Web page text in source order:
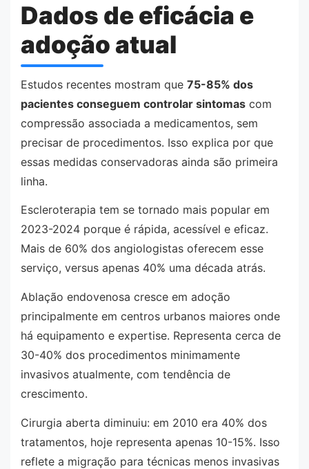
Dados de eficácia e
adoção atual
Estudos recentes mostram que 75-85% dos
pacientes conseguem controlar sintomas com
compressão associada a medicamentos, sem
precisar de procedimentos. Isso explica por que
essas medidas conservadoras ainda são primeira
linha.
Escleroterapia tem se tornado mais popular em
2023-2024 porque é rápida, acessível e eficaz.
Mais de 60% dos angiologistas oferecem esse
serviço, versus apenas 40% uma década atrás.
Ablação endovenosa cresce em adoção
principalmente em centros urbanos maiores onde
há equipamento e expertise. Representa cerca de
30-40% dos procedimentos minimamente
invasivos atualmente, com tendência de
crescimento.
Cirurgia aberta diminuiu: em 2010 era 40% dos
tratamentos, hoje representa apenas 10-15%. Isso
reflete a migração para técnicas menos invasivas